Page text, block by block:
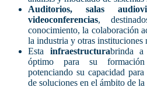
Auditorios, salas
videoconferencias,
conocimiento, la colaboración
la industria y otras instituciones
Esta infraestructurabrinda a
óptimo para su
potenciando su capacidad
de soluciones en el ámbito de la